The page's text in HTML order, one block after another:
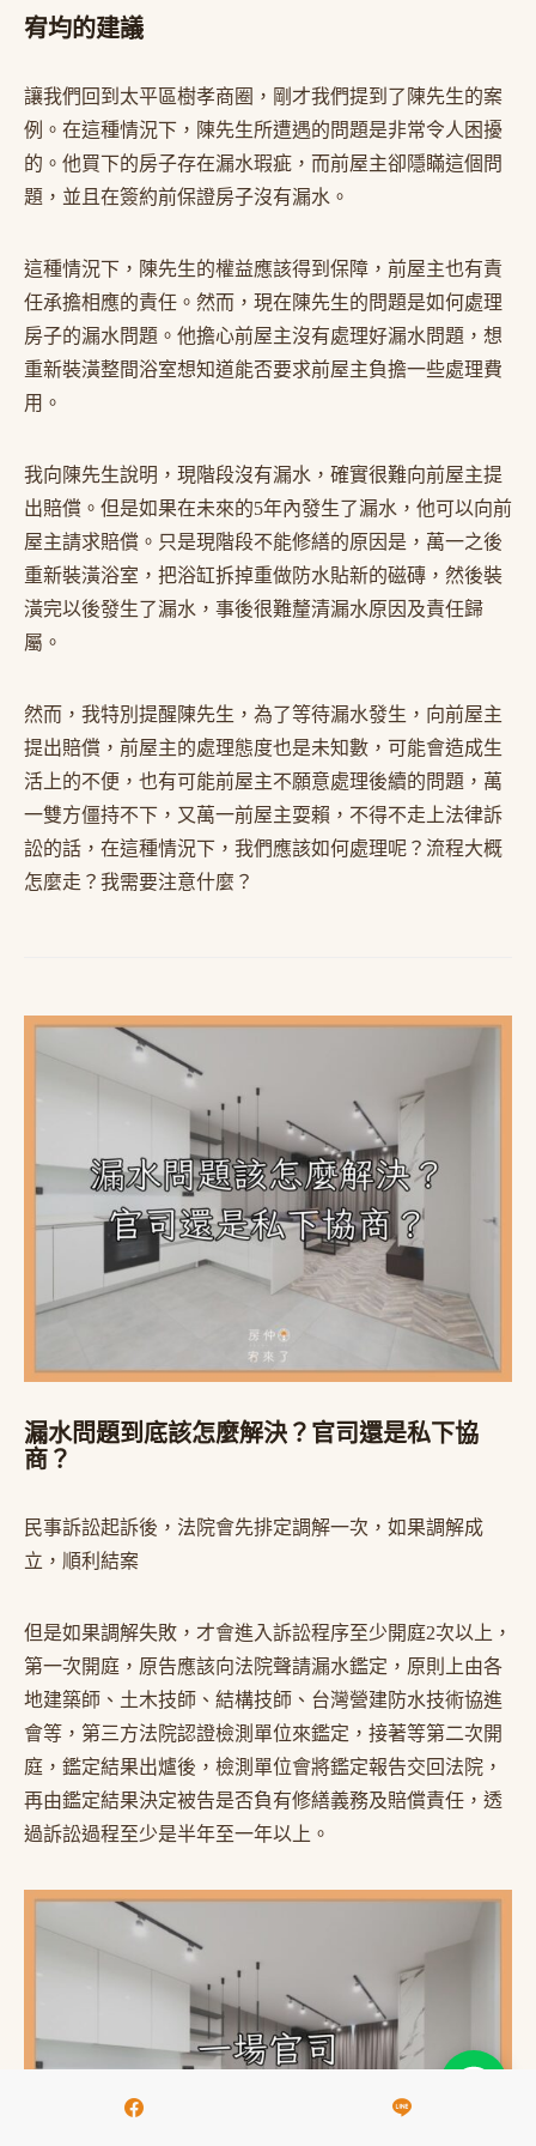
宥均的建議
讓我們回到太平區樹孝商圈，剛才我們提到了陳先生的案
例。在這種情況下，陳先生所遭遇的問題是非常令人困擾
的。他買下的房子存在漏水瑕疵，而前屋主卻隱瞞這個問
題，並且在簽約前保證房子沒有漏水。
這種情況下，陳先生的權益應該得到保障，前屋主也有責
任承擔相應的責任。然而，現在陳先生的問題是如何處理
房子的漏水問題。他擔心前屋主沒有處理好漏水問題，想
重新裝潢整間浴室想知道能否要求前屋主負擔一些處理費
用。
我向陳先生說明，現階段沒有漏水，確實很難向前屋主提
出賠償。但是如果在未來的5年內發生了漏水，他可以向前
屋主請求賠償。只是現階段不能修繕的原因是，萬一之後
重新裝潢浴室，把浴缸拆掉重做防水貼新的磁磚，然後裝
潢完以後發生了漏水，事後很難釐清漏水原因及責任歸
屬。
然而，我特別提醒陳先生，為了等待漏水發生，向前屋主
提出賠償，前屋主的處理態度也是未知數，可能會造成生
活上的不便，也有可能前屋主不願意處理後續的問題，萬
一雙方僵持不下，又萬一前屋主耍賴，不得不走上法律訴
訟的話，在這種情況下，我們應該如何處理呢？流程大概
怎麼走？我需要注意什麼？
漏水問題到底該怎麼解決？官司還是私下協
商？
民事訴訟起訴後，法院會先排定調解一次，如果調解成
立，順利結案
但是如果調解失敗，才會進入訴訟程序至少開庭2次以上，
第一次開庭，原告應該向法院聲請漏水鑑定，原則上由各
地建築師、土木技師、結構技師、台灣營建防水技術協進
會等，第三方法院認證檢測單位來鑑定，接著等第二次開
庭，鑑定結果出爐後，檢測單位會將鑑定報告交回法院，
再由鑑定結果決定被告是否負有修繕義務及賠償責任，透
過訴訟過程至少是半年至一年以上。